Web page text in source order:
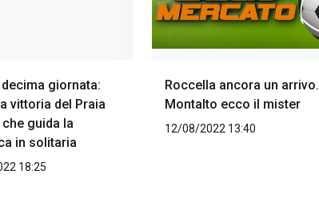
giornata:
vittoria del Praia
guida la
in solitaria
18:25
Roccella ancora un arrivo.
Montalto ecco il mister
12/08/2022 13:40